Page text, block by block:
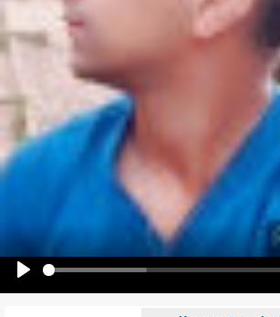
E-Mail-Adresse (optional):
Kommentar:
Alle HTML-Tags außer <br>, <strike> und <i> werden aus
URLs werden automatisch umgewandelt. Bitte verwende
Ich möchte eine E-Mail, wenn auf dieser Seite